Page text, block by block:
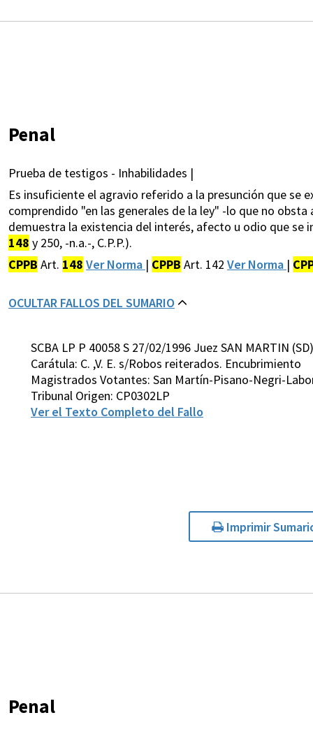
Penal
Prueba de testigos - Inhabilidades |
Es insuficiente el agravio referido a la presunción que
comprendido "en las generales de la ley" -lo que no
demuestra la existencia del interés, afecto u odio que se
148 y 250, -n.a.-, C.P.P.).
CPPB Art. 148 Ver Norma | CPPB Art. 142 Ver Norma |
OCULTAR FALLOS DEL SUMARIO
SCBA LP P 40058 S 27/02/1996 Juez SAN MARTIN (SD)
Carátula: C. ,V. E. s/Robos reiterados. Encubrimiento
Magistrados Votantes: San Martín-Pisano-Negri-
Tribunal Origen: CP0302LP
Ver el Texto Completo del Fallo
Imprimir
Penal